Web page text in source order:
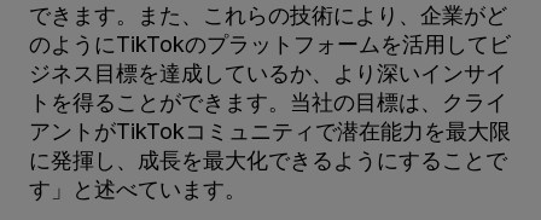
できます。また、これらの技術により、企業がど
のようにTikTokのプラットフォームを活用してビ
ジネス目標を達成しているか、より深いインサイ
トを得ることができます。当社の目標は、クライ
アントがTikTokコミュニティで潜在能力を最大限
に発揮し、成長を最大化できるようにすることで
す」と述べています。